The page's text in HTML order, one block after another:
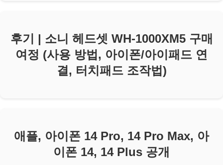
후기 | 소니 헤드셋 WH-1000XM5 구매
여정 (사용 방법, 아이폰/아이패드 연
결, 터치패드 조작법)
애플, 아이폰 14 Pro, 14 Pro Max, 아
이폰 14, 14 Plus 공개